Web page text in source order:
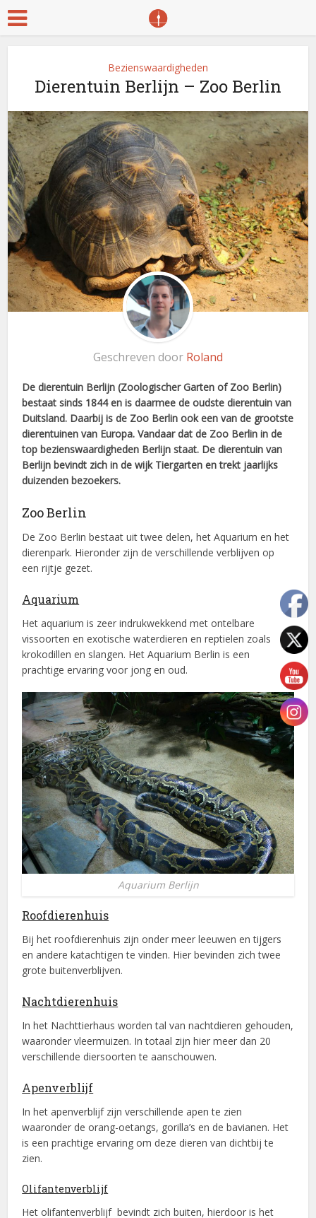
Bezienswaardigheden
Dierentuin Berlijn – Zoo Berlin
Geschreven door Roland
De dierentuin Berlijn (Zoologischer Garten of Zoo Berlin)
bestaat sinds 1844 en is daarmee de oudste dierentuin van
Duitsland. Daarbij is de Zoo Berlin ook een van de grootste
dierentuinen van Europa. Vandaar dat de Zoo Berlin in de
top bezienswaardigheden Berlijn staat. De dierentuin van
Berlijn bevindt zich in de wijk Tiergarten en trekt jaarlijks
duizenden bezoekers.
Zoo Berlin
De Zoo Berlin bestaat uit twee delen, het Aquarium en het
dierenpark. Hieronder zijn de verschillende verblijven op
een rijtje gezet.
Aquarium
Het aquarium is zeer indrukwekkend met ontelbare
vissoorten en exotische waterdieren en reptielen zoals
krokodillen en slangen. Het Aquarium Berlin is een
prachtige ervaring voor jong en oud.
Aquarium Berlijn
Roofdierenhuis
Bij het roofdierenhuis zijn onder meer leeuwen en tijgers
en andere katachtigen te vinden. Hier bevinden zich twee
grote buitenverblijven.
Nachtdierenhuis
In het Nachttierhaus worden tal van nachtdieren gehouden,
waaronder vleermuizen. In totaal zijn hier meer dan 20
verschillende diersoorten te aanschouwen.
Apenverblijf
In het apenverblijf zijn verschillende apen te zien
waaronder de orang-oetangs, gorilla’s en de bavianen. Het
is een prachtige ervaring om deze dieren van dichtbij te
zien.
Olifantenverblijf
Het olifantenverblijf bevindt zich buiten, hierdoor is het